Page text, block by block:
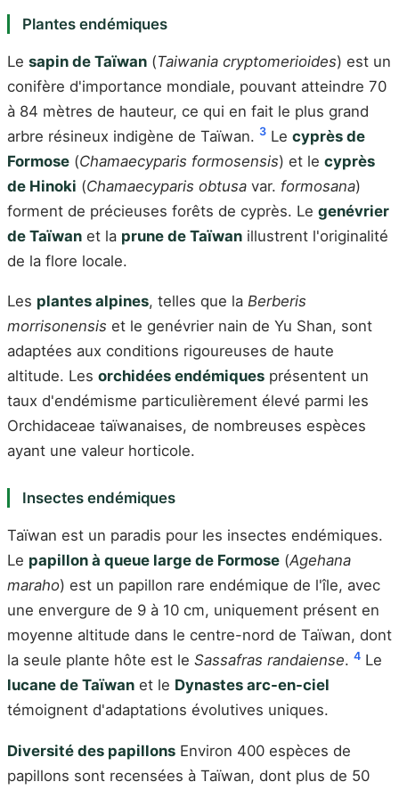
Plantes endémiques
Le sapin de Taïwan (Taiwania cryptomerioides) est un
conifère d'importance mondiale, pouvant atteindre 70
à 84 mètres de hauteur, ce qui en fait le plus grand
arbre résineux indigène de Taïwan. 3 Le cyprès de
Formose (Chamaecyparis formosensis) et le cyprès
de Hinoki (Chamaecyparis obtusa var. formosana)
forment de précieuses forêts de cyprès. Le genévrier
de Taïwan et la prune de Taïwan illustrent l'originalité
de la flore locale.
Les plantes alpines, telles que la Berberis
morrisonensis et le genévrier nain de Yu Shan, sont
adaptées aux conditions rigoureuses de haute
altitude. Les orchidées endémiques présentent un
taux d'endémisme particulièrement élevé parmi les
Orchidaceae taïwanaises, de nombreuses espèces
ayant une valeur horticole.
Insectes endémiques
Taïwan est un paradis pour les insectes endémiques.
Le papillon à queue large de Formose (Agehana
maraho) est un papillon rare endémique de l'île, avec
une envergure de 9 à 10 cm, uniquement présent en
moyenne altitude dans le centre-nord de Taïwan, dont
la seule plante hôte est le Sassafras randaiense. 4 Le
lucane de Taïwan et le Dynastes arc-en-ciel
témoignent d'adaptations évolutives uniques.
Diversité des papillons Environ 400 espèces de
papillons sont recensées à Taïwan, dont plus de 50